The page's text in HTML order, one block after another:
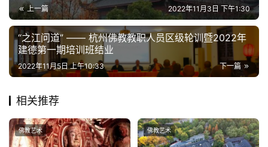
上一篇 2022年11月3日 下午1:30
“之江问道” —— 杭州佛教教职人员区级轮训暨2022年
建德第一期培训班结业
下一篇
2022年11月5日 上午10:33
相关推荐
佛教艺术 佛教艺术